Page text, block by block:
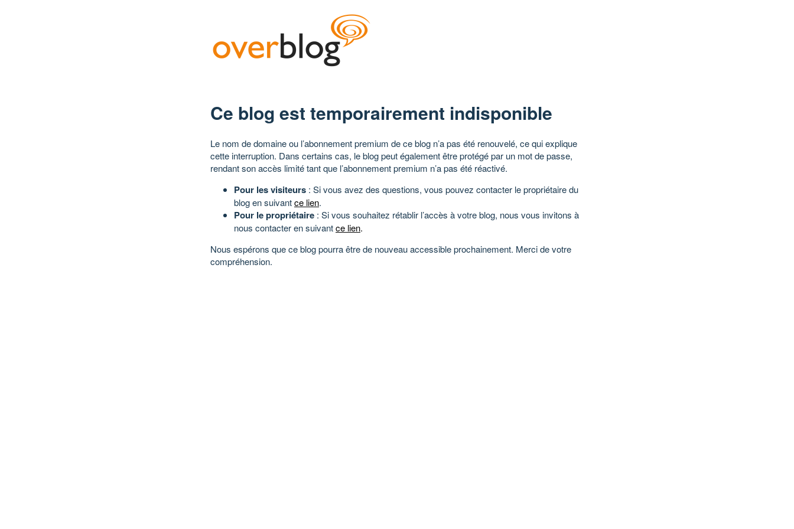
Ce blog est temporairement indisponible
Le nom de domaine ou l’abonnement premium de ce blog n’a pas été renouvelé, ce qui explique
cette interruption. Dans certains cas, le blog peut également être protégé par un mot de passe,
rendant son accès limité tant que l’abonnement premium n’a pas été réactivé.
Pour les visiteurs : Si vous avez des questions, vous pouvez contacter le propriétaire du
blog en suivantce lien.
Pour le propriétaire : Si vous souhaitez rétablir l’accès à votre blog, nous vous invitons à
nous contacter en suivantce lien.
Nous espérons que ce blog pourra être de nouveau accessible prochainement. Merci de votre
compréhension.